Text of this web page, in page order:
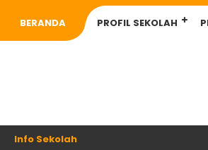
BERANDA PROFIL SEKOLAH
Info Sekolah